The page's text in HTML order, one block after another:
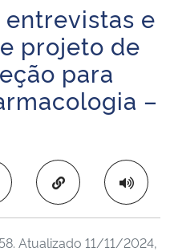
e Comunicações
e
projeto de
para
–
Copiar para área
. Atualizado 11/11/2024,